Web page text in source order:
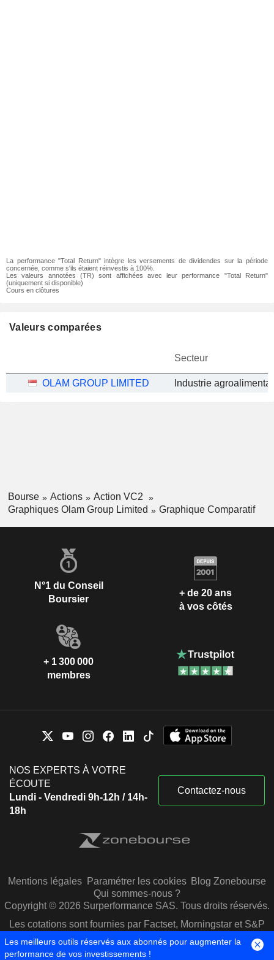
La performance "Total Return" intègre les versements de dividendes sur la période
concernée, comme s'ils étaient réinvestis à 100%.
Les valeurs annotées (TR) sont affichées avec leur performance "Total Return"
(uniquement si disponible)
Cours en clôtures
Valeurs comparées
Secteur
OLAM GROUP LIMITED
Bourse Actions
Action VC2
Graphiques Olam Group Limited
Graphique Comparatif
N°1 du Conseil
Boursier
+ de 20 ans
à vos côtés
+ 1 300 000
membres
NOS EXPERTS À VOTRE
ÉCOUTE
Lundi - Vendredi 9h-12h / 14h-
18h
Contactez-nous
Mentions légales Paramétrer les cookies Blog Zonebourse
Qui sommes-nous ?
Copyright © 2026 Surperformance SAS. Tous droits réservés.
Les cotations sont fournies par Factset, Morningstar et S&P
Capital IQ
Les meilleurs outils réservés aux abonnés pour augmenter la
performance de vos investissements !